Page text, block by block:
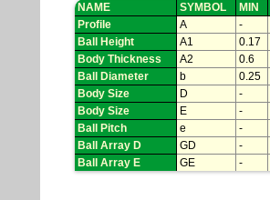
NAME SYMBOL MIN
Profile
A -
Ball Height
A1 0.17
Body Thickness
A2 0.6
Ball Diameter
b 0.25
Body Size
D -
Body Size
E -
Ball Pitch
e -
Ball Array D
GD -
Ball Array E
GE -